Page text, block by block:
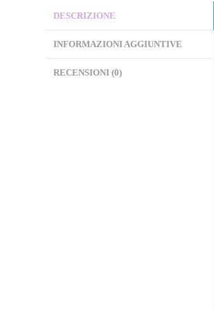
DESCRIZIONE
INFORMAZIONI AGGIUNTIVE
RECENSIONI (0)